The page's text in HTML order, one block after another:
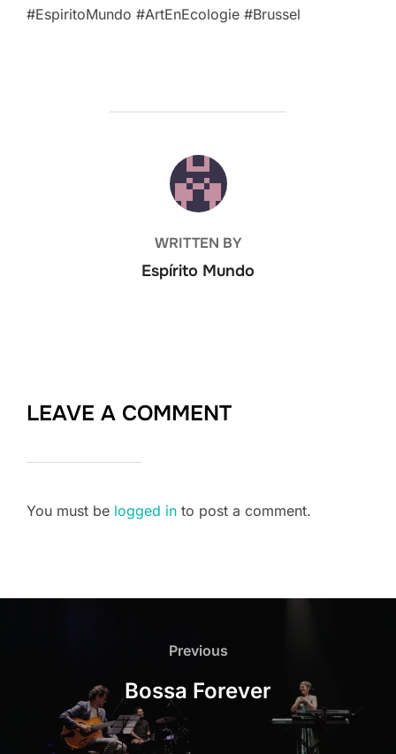
#EspiritoMundo #ArtEnEcologie #Brussel
POST AUTHOR
WRITTEN BY
Espírito Mundo
LEAVE A COMMENT
You must be logged in to post a comment.
Previous
Previous
Bossa Forever